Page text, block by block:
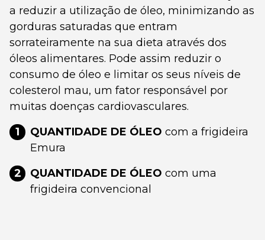
a reduzir a utilização de óleo, minimizando as
gorduras saturadas que entram
sorrateiramente na sua dieta através dos
óleos alimentares. Pode assim reduzir o
consumo de óleo e limitar os seus níveis de
colesterol mau, um fator responsável por
muitas doenças cardiovasculares.
1
QUANTIDADE DE ÓLEO com a frigideira
Emura
2
QUANTIDADE DE ÓLEO com uma
frigideira convencional